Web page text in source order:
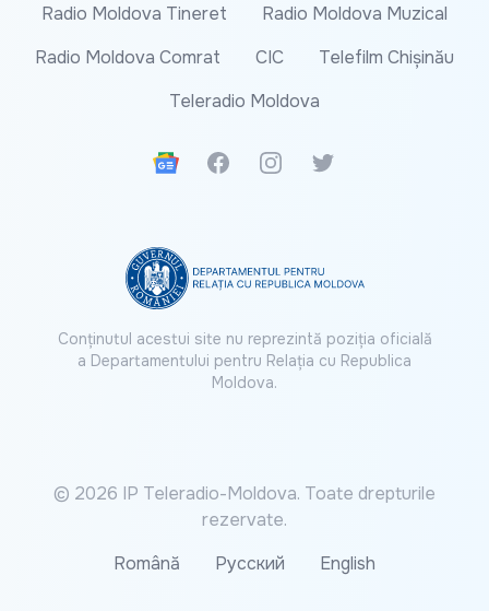
Radio Moldova Tineret
Radio Moldova Muzical
Radio Moldova Comrat
CIC
Telefilm Chișinău
Teleradio Moldova
Google News
FacebookInstagramTwitter
Conținutul acestui site nu reprezintă poziția oficială
a Departamentului pentru Relația cu Republica
Moldova.
© 2026 IP Teleradio-Moldova. Toate drepturile
rezervate.
Română
Русский English